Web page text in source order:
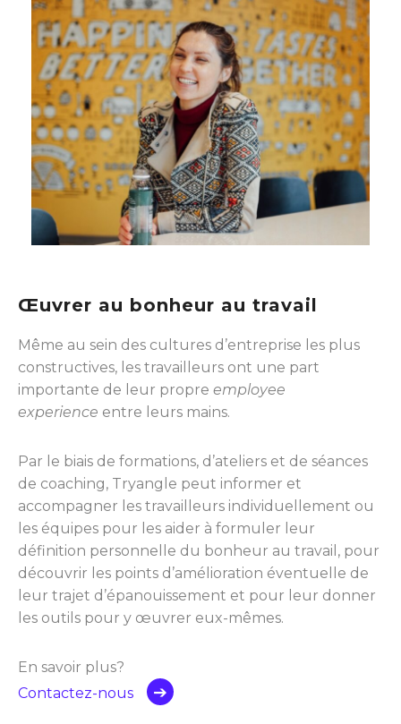
Œuvrer au bonheur au travail
Même au sein des cultures d’entreprise les plus
constructives, les travailleurs ont une part
importante de leur propre employee
experience entre leurs mains.
Par le biais de formations, d’ateliers et de séances
de coaching, Tryangle peut informer et
accompagner les travailleurs individuellement ou
les équipes pour les aider à formuler leur
définition personnelle du bonheur au travail, pour
découvrir les points d’amélioration éventuelle de
leur trajet d’épanouissement et pour leur donner
les outils pour y œuvrer eux-mêmes.
En savoir plus?
Contactez-nous